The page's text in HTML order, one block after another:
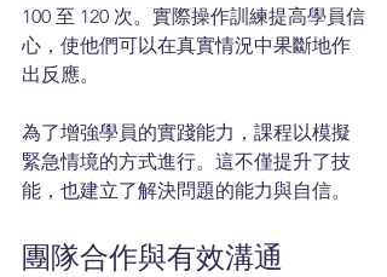
100 至 120 次。實際操作訓練提高學員信
心，使他們可以在真實情況中果斷地作
出反應。
為了增強學員的實踐能力，課程以模擬
緊急情境的方式進行。這不僅提升了技
能，也建立了解決問題的能力與自信。
團隊合作與有效溝通